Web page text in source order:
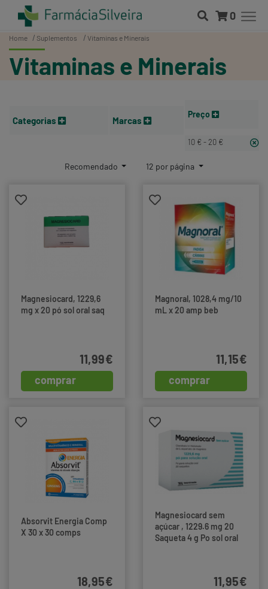
0
Home Suplementos Vitaminas e Minerais
Vitaminas e Minerais
Categorias Marcas
Preço
10 € - 20 €
Recomendado 12 por página
Magnesiocard, 1229,6
mg x 20 pó sol oral saq
comprar
11,99€
Magnoral, 1028,4 mg/10
mL x 20 amp beb
comprar
11,15€
Absorvit Energia Comp
X 30 x 30 comps
18,95€
Magnesiocard sem
açúcar , 1229.6 mg 20
Saqueta 4 g Po sol oral
11,95€